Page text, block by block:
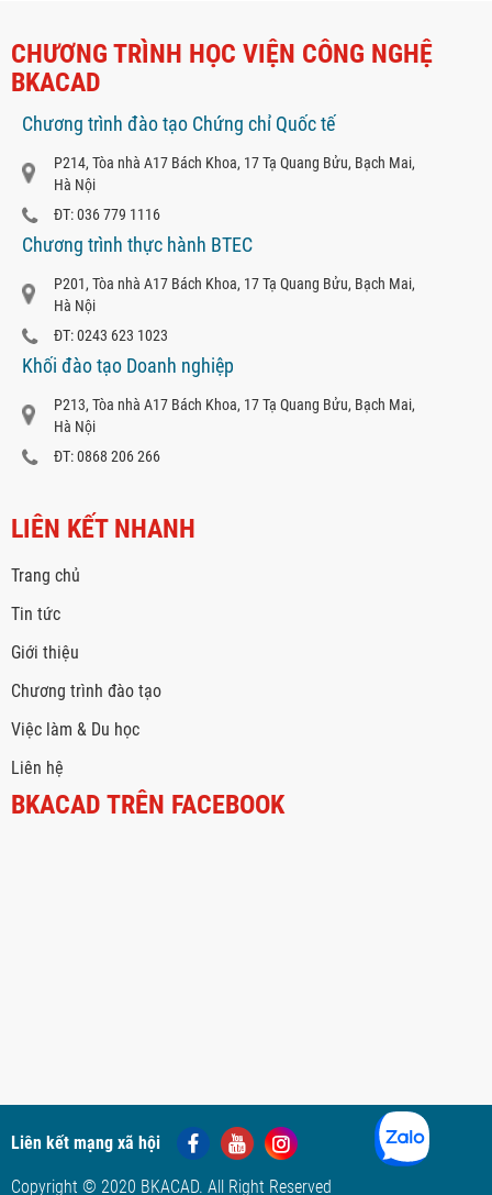
CHƯƠNG TRÌNH HỌC VIỆN CÔNG NGHỆ
BKACAD
Chương trình đào tạo Chứng chỉ Quốc tế
P214, Tòa nhà A17 Bách Khoa, 17 Tạ Quang Bửu, Bạch Mai,
Hà Nội
ĐT: 036 779 1116
Chương trình thực hành BTEC
P201, Tòa nhà A17 Bách Khoa, 17 Tạ Quang Bửu, Bạch Mai,
Hà Nội
ĐT: 0243 623 1023
Khối đào tạo Doanh nghiệp
P213, Tòa nhà A17 Bách Khoa, 17 Tạ Quang Bửu, Bạch Mai,
Hà Nội
ĐT: 0868 206 266
LIÊN KẾT NHANH
Trang chủ
Tin tức
Giới thiệu
Chương trình đào tạo
Việc làm & Du học
Liên hệ
BKACAD TRÊN FACEBOOK
Liên kết mạng xã hội
Copyright © 2020 BKACAD. All Right Reserved